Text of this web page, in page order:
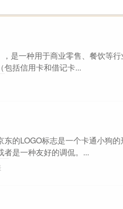
是一种用于商业零售、餐饮等
包括信用卡和借记卡...
的LOGO标志是一个卡通小狗
是一种友好的调侃。...